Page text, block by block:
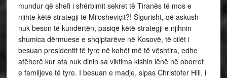
mundur që shefi i shërbimit sekret të Tiranës të mos e
njihte këtë strategji të Milosheviçit?! Sigurisht, që askush
nuk beson të kundërtën, pasiqë këtë strategji e njihnin
shumica dërmuese e shqiptarëve në Kosovë, të cilët i
besuan presidentit të tyre në kohët më të vështira, edhe
atëherë kur ata nuk dinin sa viktima kishin lënë në oborret
e familjeve të tyre. I besuan e madje, sipas Christofer Hill, i